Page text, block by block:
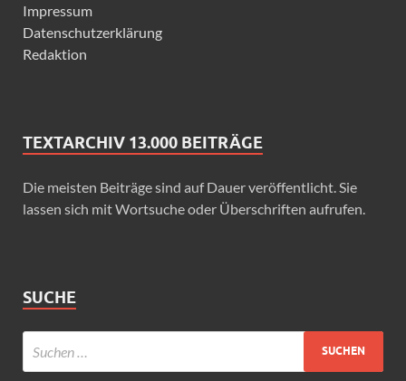
Impressum
Datenschutzerklärung
Redaktion
TEXTARCHIV 13.000 BEITRÄGE
Die meisten Beiträge sind auf Dauer veröffentlicht. Sie
lassen sich mit Wortsuche oder Überschriften aufrufen.
SUCHE